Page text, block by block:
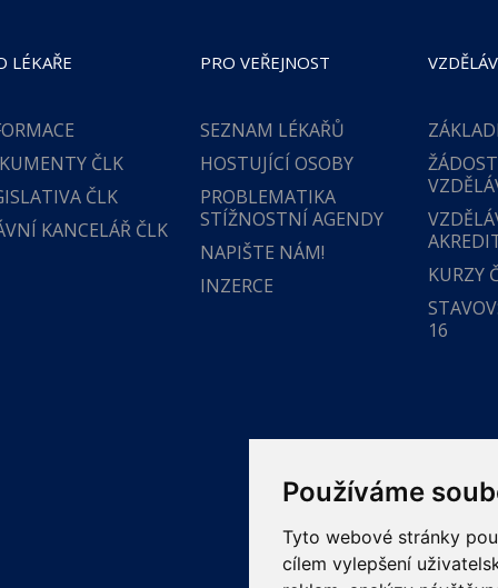
Používáme
Tyto webové stránky
cílem vylepšení
LÉKAŘE
ČLK
ČLK
KANCELÁŘ ČLK
PRO VEŘEJNOST
SEZNAM LÉKAŘŮ
HOSTUJÍCÍ OSOBY
PROBLEMATIKA
STÍŽNOSTNÍ AGENDY
NAPIŠTE NÁM!
INZERCE
KURZY
16